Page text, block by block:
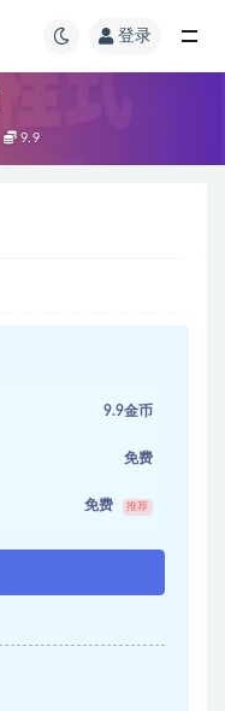
登录
9.9
9.9金币
免费
免费 推荐